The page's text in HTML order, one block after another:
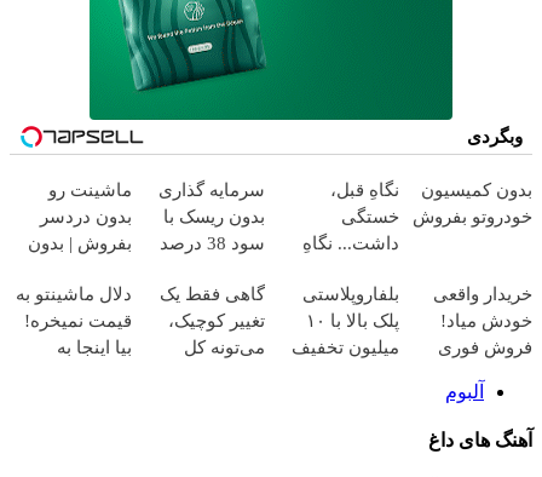
وبگردی
بدون کمیسیون
خودروتو بفروش
نگاهِ قبل،
خستگی
داشت... نگاهِ
🌸 بلفا با 25%
تخفیف
سرمایه گذاری
بدون ریسک با
سود 38 درصد
ماشینت رو
بدون دردسر
بفروش | بدون
خریدار واقعی
خودش میاد!
فروش فوری
همراه مکانیک
بلفاروپلاستی
پلک بالا با ۱۰
میلیون تخفیف
گاهی فقط یک
تغییر کوچیک،
می‌تونه کل
دلال ماشینتو به
قیمت نمیخره!
بیا اینجا به
آلبوم
آهنگ های داغ